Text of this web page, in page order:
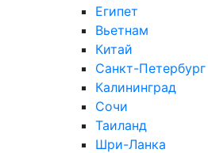
Египет
Вьетнам
Китай
Санкт-Петербург
Калининград
Сочи
Таиланд
Шри-Ланка